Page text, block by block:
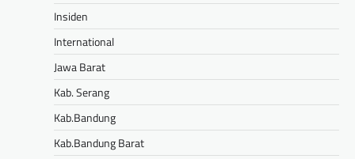
Insiden
International
Jawa Barat
Kab. Serang
Kab.Bandung
Kab.Bandung Barat